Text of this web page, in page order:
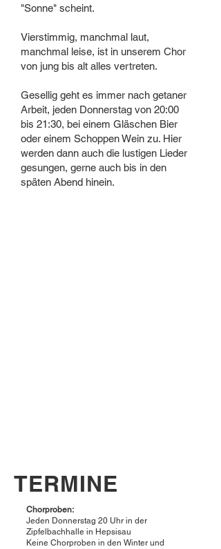
"Sonne" scheint.
Vierstimmig, manchmal laut,
manchmal leise, ist in unserem Chor
von jung bis alt alles vertreten.
Gesellig geht es immer nach getaner
Arbeit, jeden Donnerstag von 20:00
bis 21:30, bei einem Gläschen Bier
oder einem Schoppen Wein zu. Hier
werden dann auch die lustigen Lieder
gesungen, gerne auch bis in den
späten Abend hinein.
TERMINE
Chorproben:
Jeden Donnerstag 20 Uhr in der
Zipfelbachhalle in Hepsisau
Keine Chorproben in den Winter und